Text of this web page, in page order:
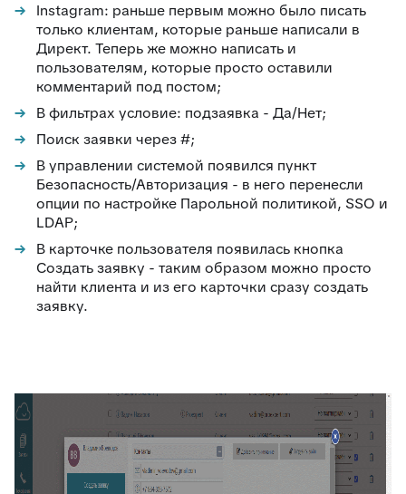
Instagram: раньше первым можно было писать
только клиентам, которые раньше написали в
Директ. Теперь же можно написать и
пользователям, которые просто оставили
комментарий под постом;
В фильтрах условие: подзаявка - Да/Нет;
Поиск заявки через #;
В управлении системой появился пункт
Безопасность/Авторизация - в него перенесли
опции по настройке Парольной политикой, SSO и
LDAP;
В карточке пользователя появилась кнопка
Создать заявку - таким образом можно просто
найти клиента и из его карточки сразу создать
заявку.